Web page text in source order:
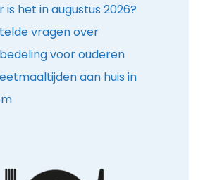
is het in augustus 2026?
vragen over
voor ouderen
aan huis in